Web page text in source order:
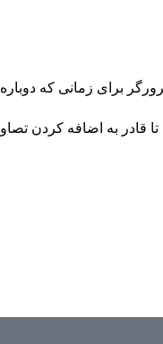
برای زمانی که
قادر به اضافه کردن